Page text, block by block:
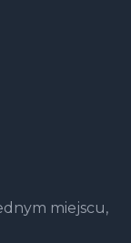
miejscu,